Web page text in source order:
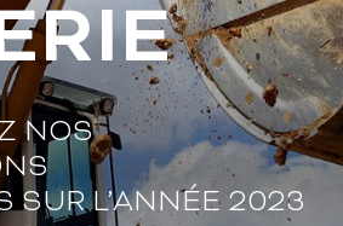
NOS
SUR L’ANNÉE 2023